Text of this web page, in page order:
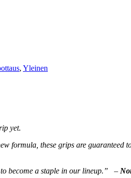
, Yleinen
yet.
formula, these grips are
to become a staple in our lineup.” –